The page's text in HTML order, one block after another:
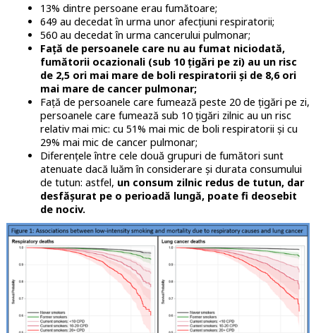
13% dintre persoane erau fumătoare;
649 au decedat în urma unor afecțiuni respiratorii;
560 au decedat în urma cancerului pulmonar;
Față de persoanele care nu au fumat niciodată,
fumătorii ocazionali (sub 10 țigări pe zi) au un risc
de 2,5 ori mai mare de boli respiratorii și de 8,6 ori
mai mare de cancer pulmonar;
Față de persoanele care fumează peste 20 de țigări pe zi,
persoanele care fumează sub 10 țigări zilnic au un risc
relativ mai mic: cu 51% mai mic de boli respiratorii și cu
29% mai mic de cancer pulmonar;
Diferențele între cele două grupuri de fumători sunt
atenuate dacă luăm în considerare și durata consumului
de tutun: astfel, un consum zilnic redus de tutun, dar
desfășurat pe o perioadă lungă, poate fi deosebit
de nociv.